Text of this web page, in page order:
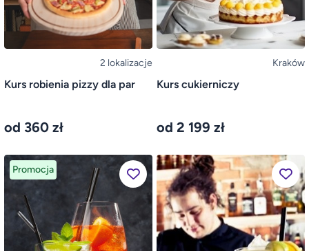
2 lokalizacje
Kurs robienia pizzy dla par
od 360 zł
Kraków
Kurs cukierniczy
od 2 199 zł
Promocja